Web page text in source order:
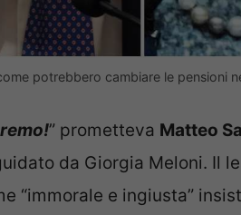
potrebbero cambiare le pensioni
” prometteva Matteo
da Giorgia Meloni. Il
“immorale e ingiusta”